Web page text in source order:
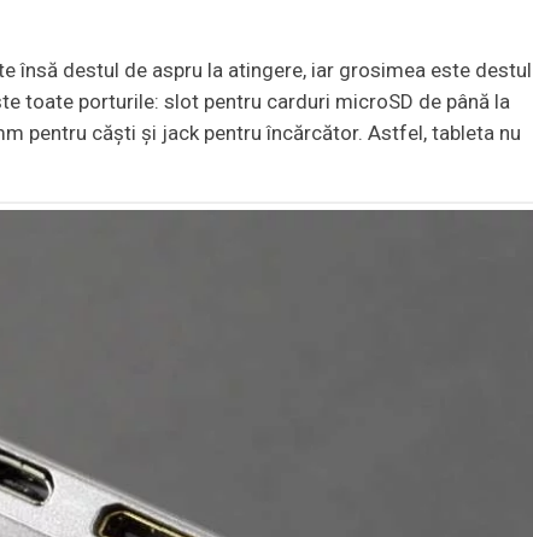
însă destul de aspru la atingere, iar grosimea este destul
toate porturile: slot pentru carduri microSD de până la
pentru căşti şi jack pentru încărcător. Astfel, tableta nu